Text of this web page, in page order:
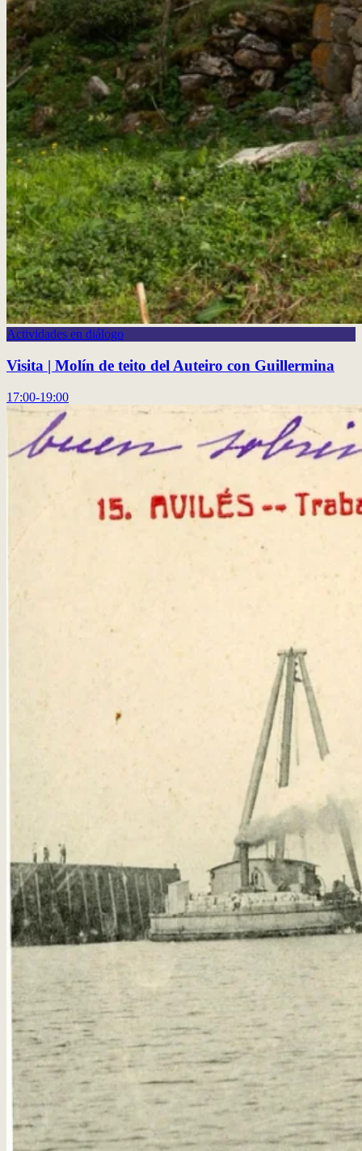
Actividades en diálogo
Visita | Molín de teito del Auteiro con Guillermina
17:00-19:00